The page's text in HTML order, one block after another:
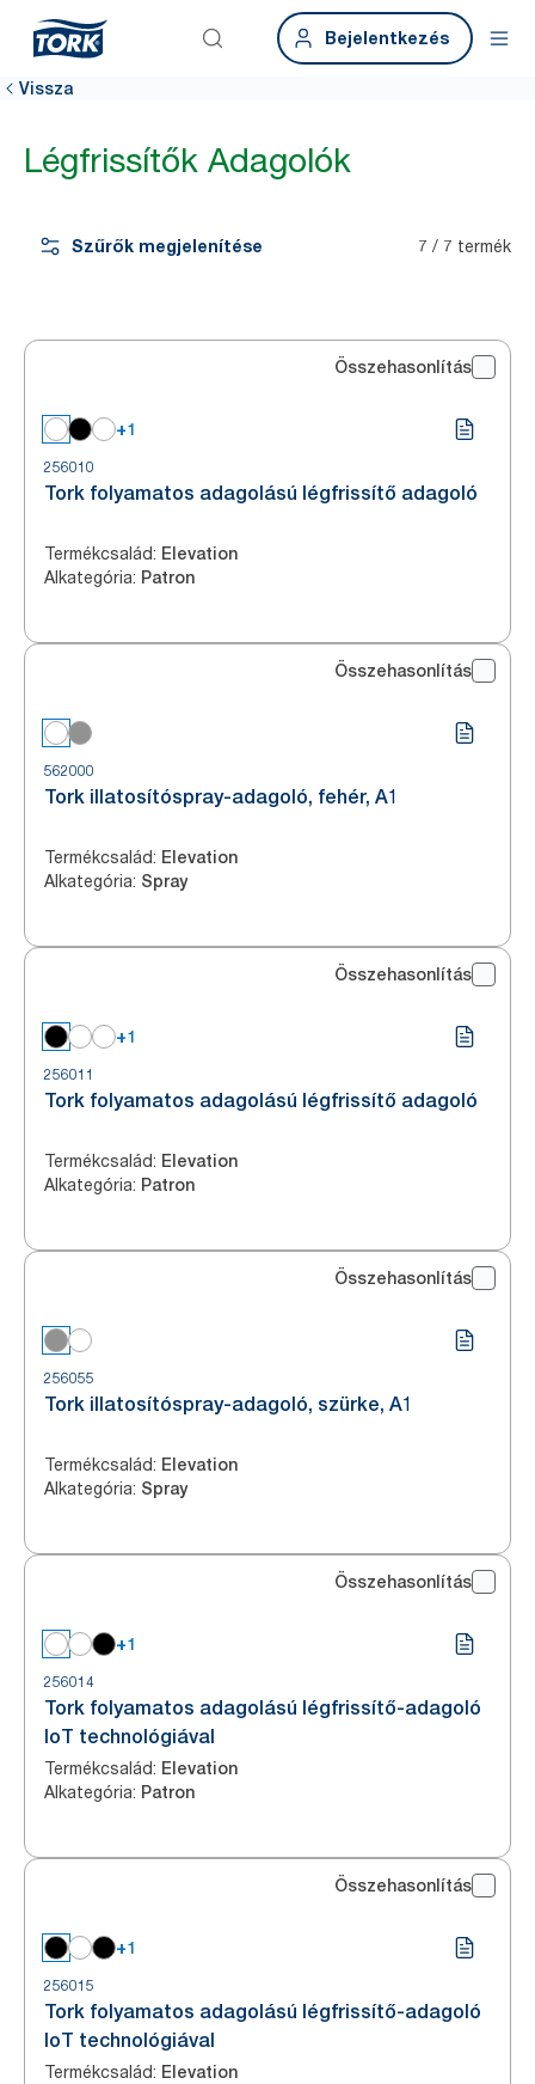
Bejelentkezés
Vissza
Légfrissítők Adagolók
Szűrők megjelenítése 7 / 7 termék
Összehasonlítás
+1
256010
Tork folyamatos adagolású légfrissítő adagoló
Termékcsalád: Elevation
Alkategória: Patron
Összehasonlítás
562000
Tork illatosítóspray-adagoló, fehér, A1
Termékcsalád: Elevation
Alkategória: Spray
Összehasonlítás
+1
256011
Tork folyamatos adagolású légfrissítő adagoló
Termékcsalád: Elevation
Alkategória: Patron
Összehasonlítás
256055
Tork illatosítóspray-adagoló, szürke, A1
Termékcsalád: Elevation
Alkategória: Spray
Összehasonlítás
+1
256014
Tork folyamatos adagolású légfrissítő-adagoló
IoT technológiával
Termékcsalád: Elevation
Alkategória: Patron
Összehasonlítás
+1
256015
Tork folyamatos adagolású légfrissítő-adagoló
IoT technológiával
Termékcsalád: Elevation